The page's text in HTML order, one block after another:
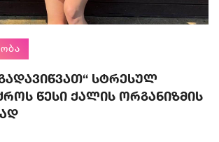
სტრესულ
წესი ქალის ორგანიზმის